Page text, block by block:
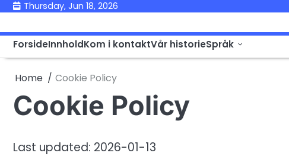
Skip
content
Thursday, Jun 18, 2026
ForsideInnholdKom i kontaktVår historieSpråk
Home Cookie Policy
Cookie Policy
Last updated: 2026-01-13